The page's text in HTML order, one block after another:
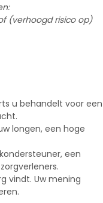
(verhoogd risico op)
u behandelt voor een
longen, een hoge
een
vindt. Uw mening